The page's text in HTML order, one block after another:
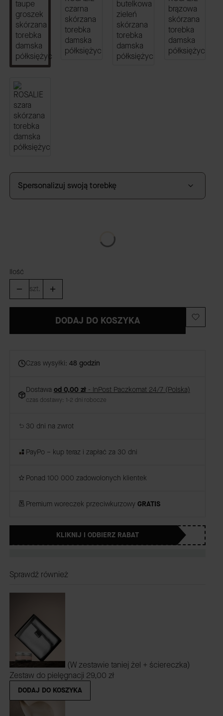
Spersonalizuj swoją torebkę
Ilość
szt.
DODAJ DO KOSZYKA
Czas wysyłki: 48 godzin
Dostawa od 0,00 zł - InPost Paczkomat 24/7 (Polska)
czas dostawy: 1-2 dni robocze
30 dni na zwrot
PayPo – kup teraz i zapłać za 30 dni
Ponad 100 000 zadowolonych klientek
Premium woreczek przeciwkurzowy GRATIS
KLIKNIJ I ODBIERZ RABAT
Sprawdź również
(W zestawie taniej żel + ściereczka)
Zestaw do pielęgnacji 29,00 zł
DODAJ DO KOSZYKA